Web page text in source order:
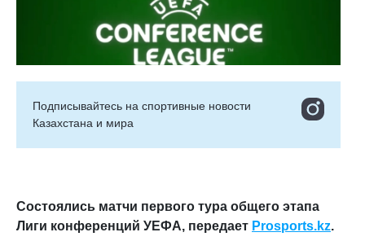
Подписывайтесь на cпортивные новости
Казахстана и мира
Состоялись матчи первого тура общего этапа
Лиги конференций УЕФА, передает Prosports.kz.